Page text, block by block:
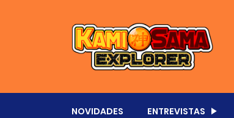
NOVIDADES ENTREVISTAS